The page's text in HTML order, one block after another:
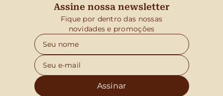
Assine nossa newsletter
Fique por dentro das nossas
novidades e promoções
Assinar